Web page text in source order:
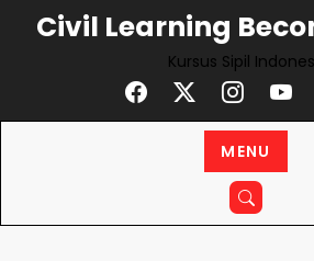
Civil Learning
Kursus Sipil
MENU